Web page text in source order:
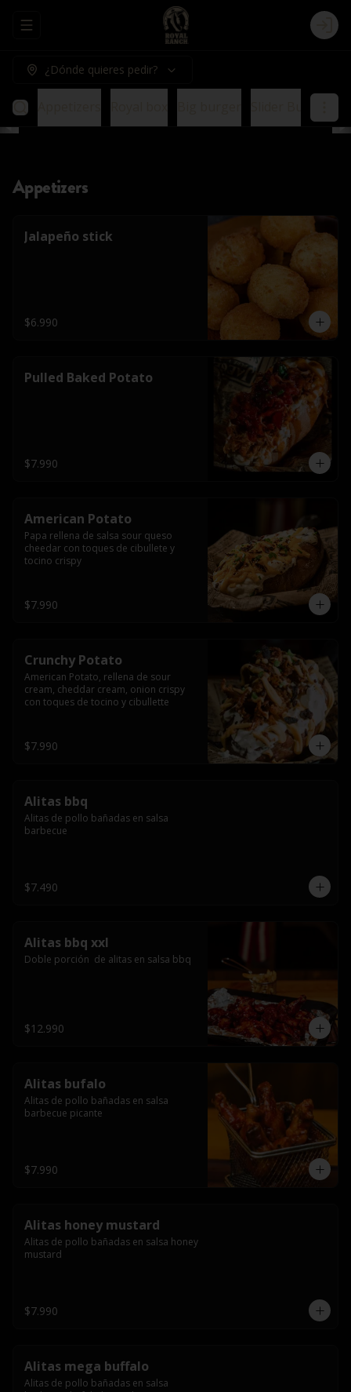
Abrir menu de navegación Login
¿Dónde quieres pedir?
Appetizers
Jalapeño stick
$6.990
Pulled Baked Potato
$7.990
American Potato
Papa rellena de salsa sour queso
cheedar con toques de cibullete y
tocino crispy
$7.990
Crunchy Potato
American Potato, rellena de sour
cream, cheddar cream, onion crispy
con toques de tocino y cibullette
$7.990
Alitas bbq
Alitas de pollo bañadas en salsa
barbecue
$7.490
Alitas bbq xxl
Doble porción  de alitas en salsa bbq
$12.990
Alitas bufalo
Alitas de pollo bañadas en salsa
barbecue picante
$7.990
Alitas honey mustard
Alitas de pollo bañadas en salsa honey
mustard
$7.990
Alitas mega buffalo
Alitas de pollo bañadas en salsa